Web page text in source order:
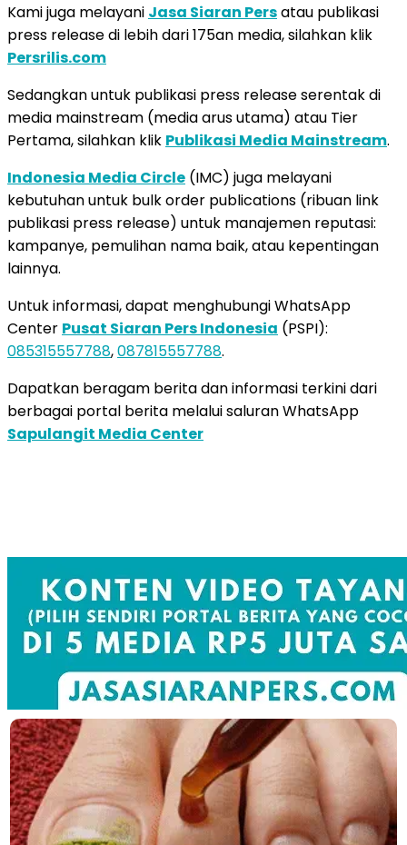
Kami juga melayani Jasa Siaran Persatau publikasi
press release di lebih dari 175an media, silahkan klik
Persrilis.com
Sedangkan untuk publikasi press release serentak di
media mainstream (media arus utama) atau Tier
Pertama, silahkan klik Publikasi Media Mainstream.
Indonesia Media Circle (IMC) juga melayani
kebutuhan untuk bulk order publications (ribuan link
publikasi press release) untuk manajemen reputasi:
kampanye, pemulihan nama baik, atau kepentingan
lainnya.
Untuk informasi, dapat menghubungi WhatsApp
Center Pusat Siaran Pers Indonesia (PSPI):
085315557788,087815557788.
Dapatkan beragam berita dan informasi terkini dari
berbagai portal berita melalui saluran WhatsApp
Sapulangit Media Center